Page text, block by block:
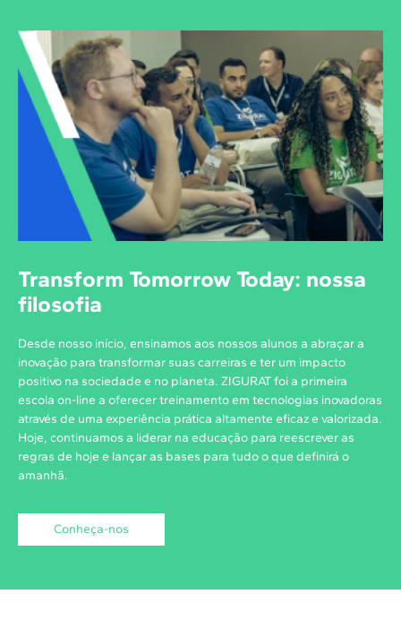
Transform Tomorrow Today: nossa
filosofia
Desde nosso início, ensinamos aos nossos alunos a abraçar a
inovação para transformar suas carreiras e ter um impacto
positivo na sociedade e no planeta. ZIGURAT foi a primeira
escola on-line a oferecer treinamento em tecnologias inovadoras
através de uma experiência prática altamente eficaz e valorizada.
Hoje, continuamos a liderar na educação para reescrever as
regras de hoje e lançar as bases para tudo o que definirá o
amanhã.
Conheça-nos